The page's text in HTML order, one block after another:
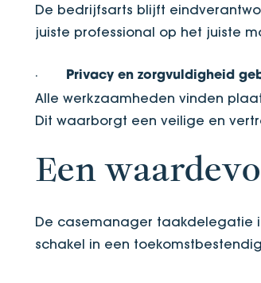
De bedrijfsarts blijft
juiste professional op het juiste
· Privacy en zorgvuldigheid
Alle werkzaamheden vinden
Dit waarborgt een veilige en
Een
De casemanager taakdelegatie
schakel in een